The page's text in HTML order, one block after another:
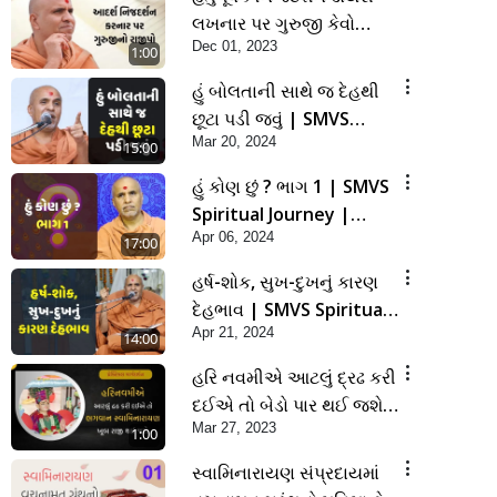
1:00
લખનાર પર ગુરુજી કેવો
રાજીપો વરસાવશે ?
Dec 01, 2023
15:00
હું બોલતાની સાથે જ દેહથી
છૂટા પડી જવું | SMVS
Spiritual Journey |
Anadimukta Gyan
Mar 20, 2024
17:00
હું કોણ છું ? ભાગ 1 | SMVS
Spiritual Journey |
Anadimukta Gyan
Apr 06, 2024
14:00
હર્ષ-શોક, સુખ-દુખનું કારણ
દેહભાવ | SMVS Spiritual
Journey | Anadimukta
Gyan
Apr 21, 2024
1:00
હરિ નવમીએ આટલું દ્રઢ કરી
દઈએ તો બેડો પાર થઈ જશે..
| Hari Navmi 2023 |
Swaninarayan | SMVS |
Mar 27, 2023
સ્વામિનારાયણ સંપ્રદાયમાં